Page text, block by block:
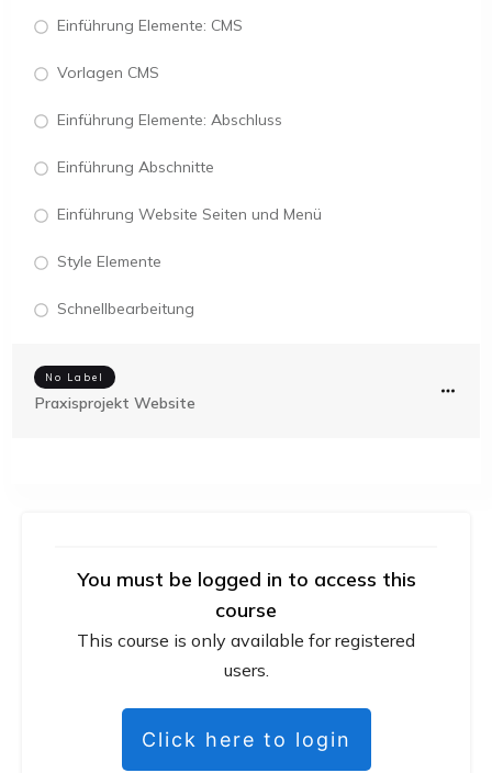
You must be logged in to access this
course
This course is only available for registered
users.
Click here to login
Einführung Elemente: CMS
Vorlagen CMS
Einführung Elemente: Abschluss
Einführung Abschnitte
Einführung Website Seiten und Menü
Style Elemente
Schnellbearbeitung
No Label
Praxisprojekt Website